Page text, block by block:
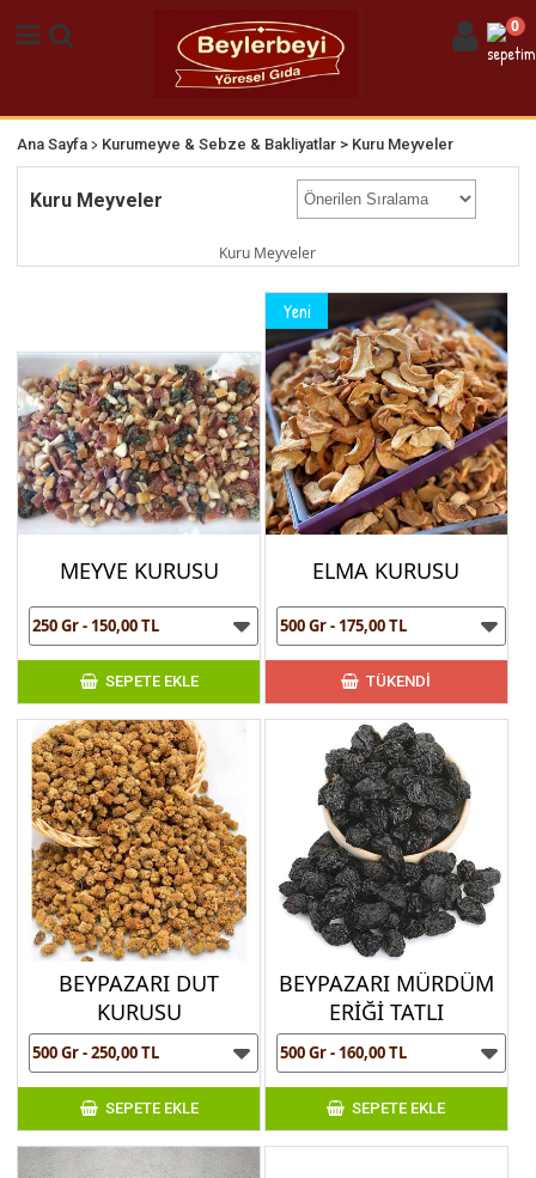
0
Ana Sayfa > Kurumeyve & Sebze & Bakliyatlar > Kuru Meyveler
Kuru Meyveler
Kuru Meyveler
MEYVE KURUSU
SEPETE EKLE
Yeni
ELMA KURUSU
TÜKENDİ
BEYPAZARI DUT
KURUSU
SEPETE EKLE
BEYPAZARI MÜRDÜM
ERİĞİ TATLI
SEPETE EKLE